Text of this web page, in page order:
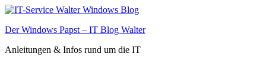
Zum
springen
Der Windows Papst – IT Blog Walter
Anleitungen & Infos rund um die IT